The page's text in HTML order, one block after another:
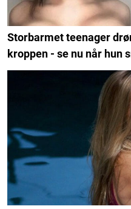
Storbarmet teenager
kroppen - se nu når hun